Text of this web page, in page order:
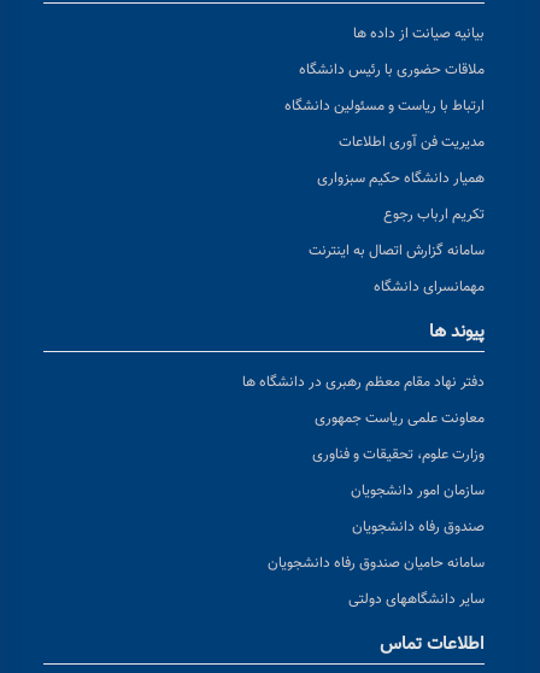
بیانیه صیانت از داده ها
ملاقات حضوری با رئیس دانشگاه
ارتباط با ریاست و مسئولین دانشگاه
مدیریت فن آوری اطلاعات
همیار دانشگاه حکیم سبزواری
تکریم ارباب رجوع
سامانه گزارش اتصال به اینترنت
مهمانسرای دانشگاه
پیوند ها
دفتر نهاد مقام معظم رهبری در دانشگاه ها
معاونت علمی ریاست جمهوری
وزارت علوم، تحقیقات و فناوری
سازمان امور دانشجویان
صندوق رفاه دانشجویان
سامانه حامیان صندوق رفاه دانشجویان
سایر دانشگاههای دولتی
اطلاعات تماس